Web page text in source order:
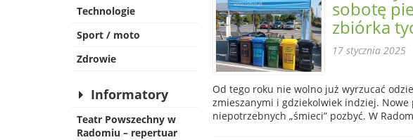
Technologie
Sport / moto
Zdrowie
Informatory
Teatr Powszechny w
Radomiu – repertuar
sobotę
zbiórka
17 stycznia 2025
Od tego roku nie wolno już wyrzucać
zmieszanymi i gdziekolwiek indziej.
niepotrzebnych „śmieci” pozbyć. W